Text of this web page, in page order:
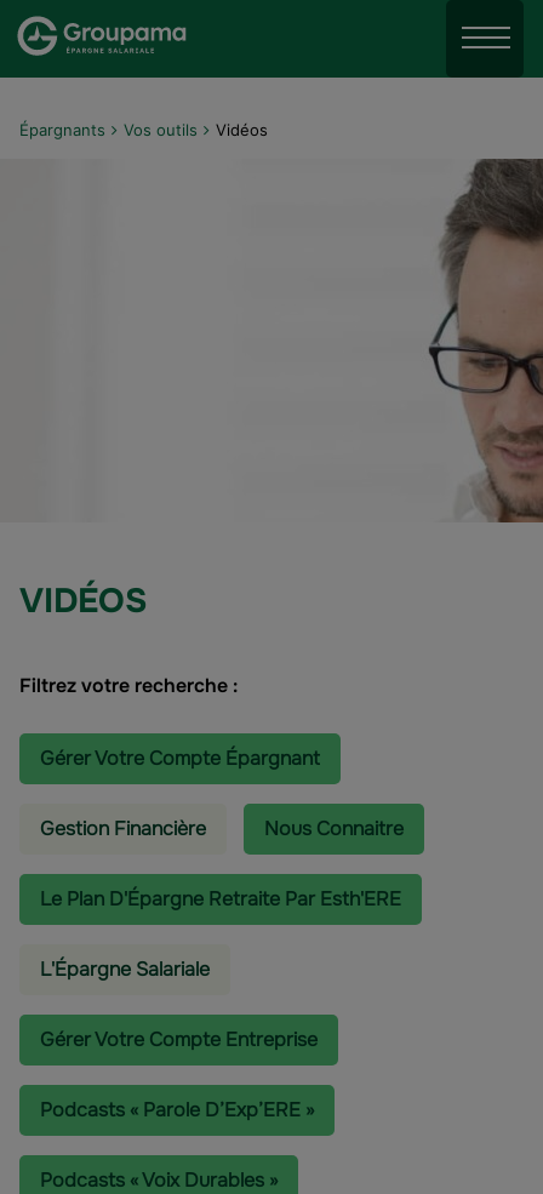
Aller au menu
Aller au contenu
Menu
Épargnants Vos outils Vidéos
VIDÉOS
Filtrez votre recherche :
Gérer Votre Compte Épargnant
Gestion Financière Nous Connaitre
Le Plan D'Épargne Retraite Par Esth'ERE
L'épargne Salariale
Gérer Votre Compte Entreprise
Podcasts « Parole D’Exp’ERE »
Podcasts « Voix Durables »